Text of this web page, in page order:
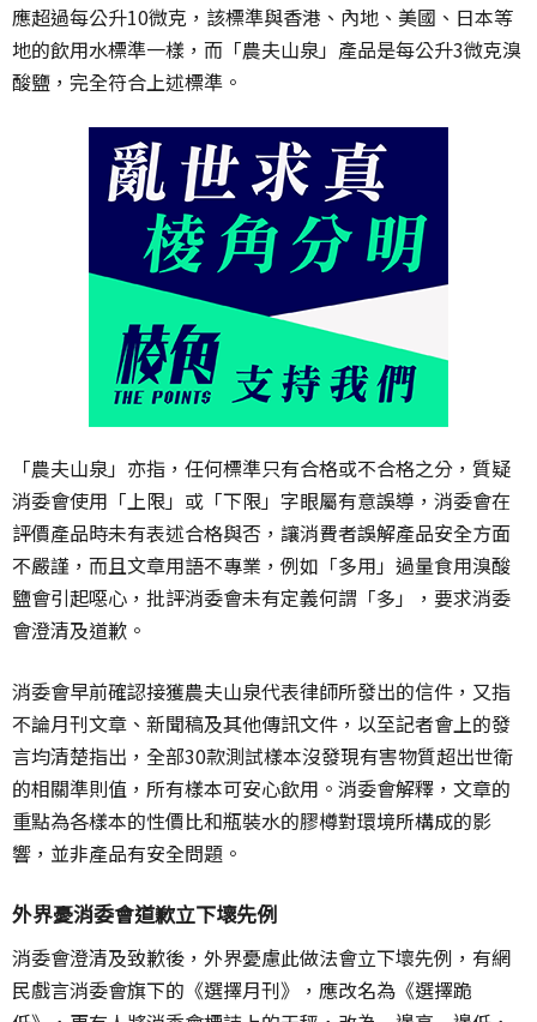
應超過每公升10微克，該標準與香港、內地、美國、日本等
地的飲用水標準一樣，而「農夫山泉」產品是每公升3微克溴
酸鹽，完全符合上述標準。
「農夫山泉」亦指，任何標準只有合格或不合格之分，質疑
消委會使用「上限」或「下限」字眼屬有意誤導，消委會在
評價產品時未有表述合格與否，讓消費者誤解產品安全方面
不嚴謹，而且文章用語不專業，例如「多用」過量食用溴酸
鹽會引起噁心，批評消委會未有定義何謂「多」，要求消委
會澄清及道歉。
消委會早前確認接獲農夫山泉代表律師所發出的信件，又指
不論月刊文章、新聞稿及其他傳訊文件，以至記者會上的發
言均清楚指出，全部30款測試樣本沒發現有害物質超出世衛
的相關準則值，所有樣本可安心飲用。消委會解釋，文章的
重點為各樣本的性價比和瓶裝水的膠樽對環境所構成的影
響，並非產品有安全問題。
外界憂消委會道歉立下壞先例
消委會澄清及致歉後，外界憂慮此做法會立下壞先例，有網
民戲言消委會旗下的《選擇月刊》，應改名為《選擇跪